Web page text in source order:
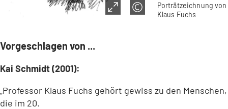
Porträtzeichnung von
Klaus Fuchs
Vorgeschlagen von ...
Kai Schmidt (2001):
„Professor Klaus Fuchs gehört gewiss zu den Menschen,
die im 20.